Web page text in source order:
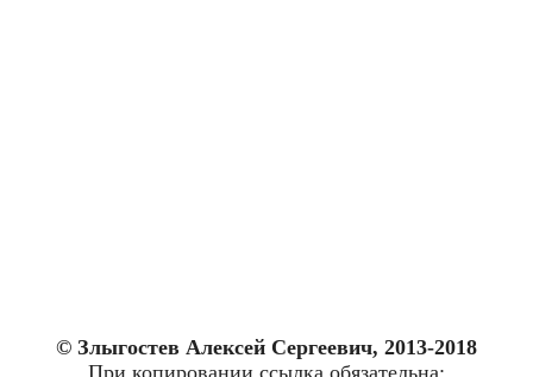
© Злыгостев Алексей Сергеевич, 2013-2018
При копировании ссылка обязательна: